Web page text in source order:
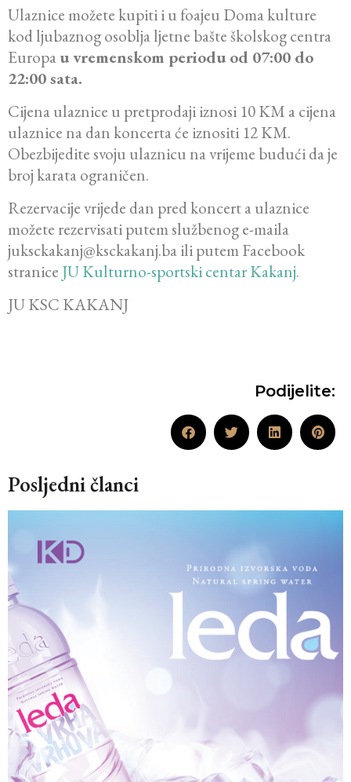
Ulaznice možete kupiti i u foajeu Doma kulture
kod ljubaznog osoblja ljetne bašte školskog centra
Europau vremenskom periodu od 07:00 do
22:00 sata.
Cijena ulaznice u pretprodaji iznosi 10 KM a cijena
ulaznice na dan koncerta će iznositi 12 KM.
Obezbijedite svoju ulaznicu na vrijeme budući da je
broj karata ograničen.
Rezervacije vrijede dan pred koncert a ulaznice
možete rezervisati putem službenog e-maila
juksckakanj@ksckakanj.ba ili putem Facebook
stranice JU Kulturno-sportski centar Kakanj.
JU KSC KAKANJ
Podijelite:
Posljedni članci